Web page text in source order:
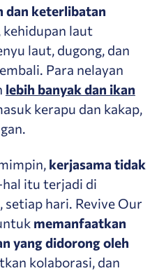
dan keterlibatan
kehidupan laut
laut, dugong, dan
Para nelayan
lebih banyak dan ikan
kerapu dan kakap,
kerjasama tidak
itu terjadi di
hari. Revive Our
memanfaatkan
yang didorong oleh
kolaborasi, dan